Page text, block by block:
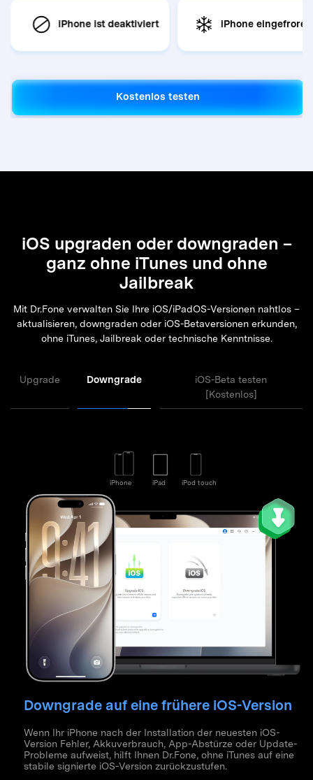
iPhone ist deaktiviert iPhone eingefroren
Kostenlos testen
Kostenlos testen
iOS upgraden oder downgraden –
ganz ohne iTunes und ohne
Jailbreak
Mit Dr.Fone verwalten Sie Ihre iOS/iPadOS-Versionen nahtlos –
aktualisieren, downgraden oder iOS-Betaversionen erkunden,
ohne iTunes, Jailbreak oder technische Kenntnisse.
Upgrade Downgrade
iOS-Beta testen
[Kostenlos]
iPhone iPad iPod touch
Downgrade auf eine frühere iOS-Version
Wenn Ihr iPhone nach der Installation der neuesten iOS-
Version Fehler, Akkuverbrauch, App-Abstürze oder Update-
Probleme aufweist, hilft Ihnen Dr.Fone, ohne iTunes auf eine
stabile signierte iOS-Version zurückzustufen.